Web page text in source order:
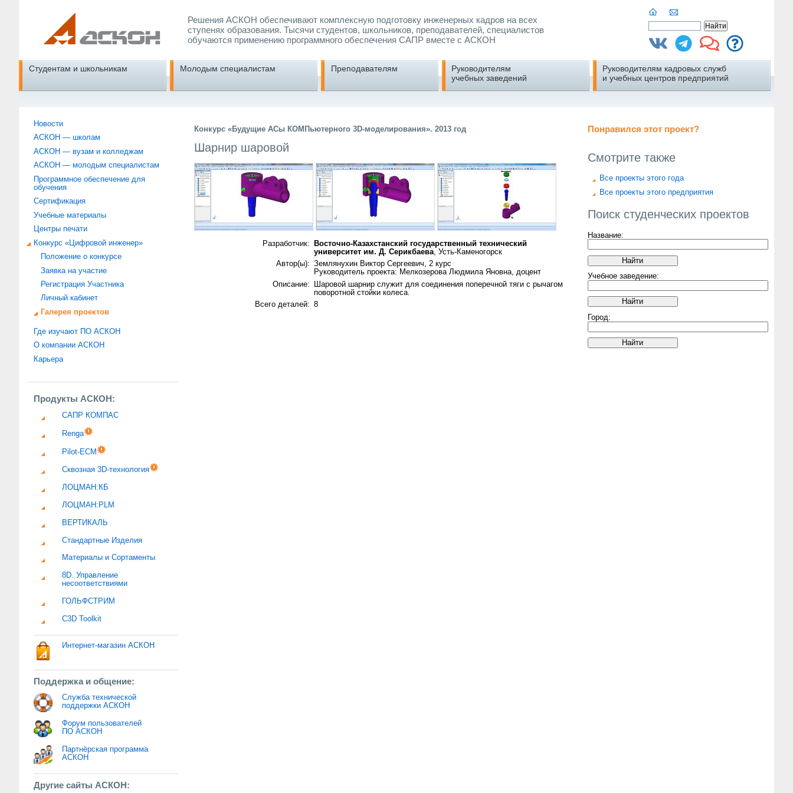
Решения АСКОН обеспечивают комплексную подготовку инженерных кадров на всех
ступенях образования. Тысячи студентов, школьников, преподавателей, специалистов
обучаются применению программного обеспечения САПР вместе с АСКОН
Студентам и школьникам Молодым специалистам Преподавателям
Руководителям
учебных заведений
Руководителям кадровых служб
и учебных центров предприятий
Новости
АСКОН — школам
АСКОН — вузам и колледжам
АСКОН — молодым специалистам
Программное обеспечение для
обучения
Сертификация
Учебные материалы
Центры печати
Конкурс «Цифровой инженер»
Положение о конкурсе
Заявка на участие
Регистрация Участника
Личный кабинет
Галерея проектов
Где изучают ПО АСКОН
О компании АСКОН
Карьера
Продукты АСКОН:
САПР КОМПАС
Renga
Pilot-ECM
Сквозная 3D-технология
ЛОЦМАН:КБ
ЛОЦМАН:PLM
ВЕРТИКАЛЬ
Стандартные Изделия
Материалы и Сортаменты
8D. Управление
несоответствиями
ГОЛЬФСТРИМ
C3D Toolkit
Интернет-магазин АСКОН
Поддержка и общение:
Служба технической
поддержки АСКОН
Форум пользователей
ПО АСКОН
Партнёрская программа
АСКОН
Другие сайты АСКОН:
Понравился этот проект?
Смотрите также
Все проекты этого года
Все проекты этого предприятия
Поиск студенческих проектов
Название:
Учебное заведение:
Город:
Конкурс «Будущие АСы КОМПьютерного 3D-моделирования». 2013 год
Шарнир шаровой
Разработчик:
Восточно-Казахстанский государственный технический
университет им. Д. Серикбаева, Усть-Каменогорск
Автор(ы): Землянухин Виктор Сергеевич, 2 курс
Руководитель проекта: Мелкозерова Людмила Яновна, доцент
Описание:
Шаровой шарнир служит для соединения поперечной тяги с рычагом
поворотной стойки колеса.
Всего деталей: 8